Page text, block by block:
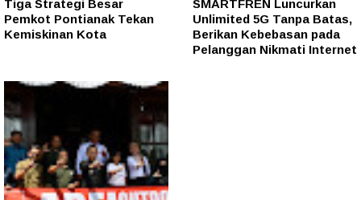
Tiga Strategi Besar
Pemkot Pontianak Tekan
Kemiskinan Kota
SMARTFREN Luncurkan
Unlimited 5G Tanpa Batas,
Berikan Kebebasan pada
Pelanggan Nikmati Internet